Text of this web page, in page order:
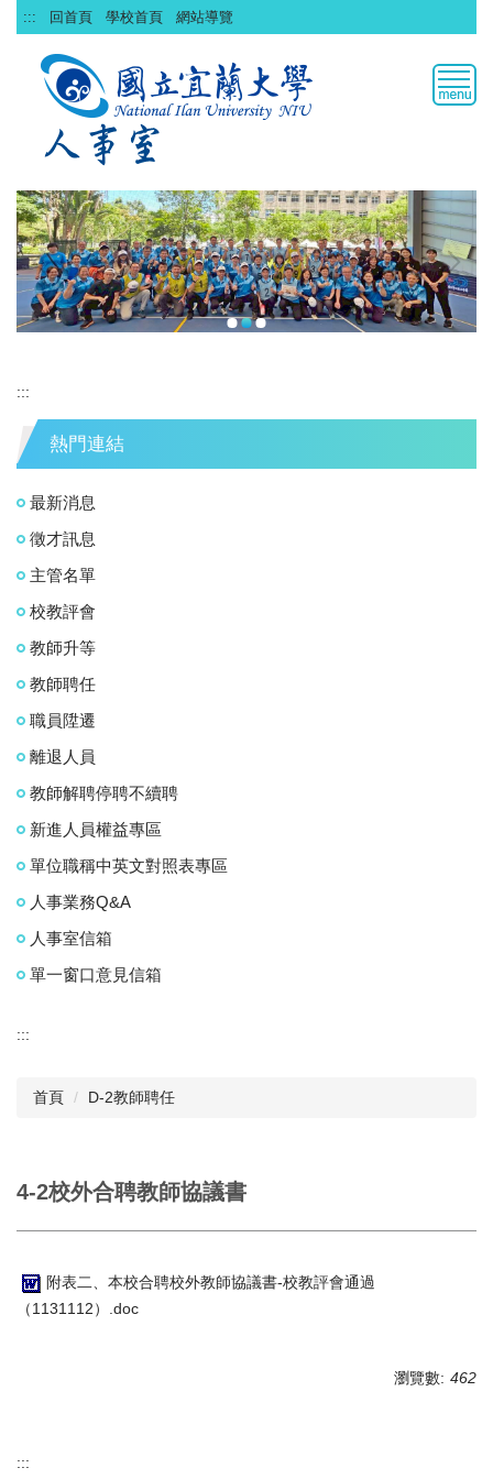
跳
到
::: 回首頁 學校首頁 網站導覽
:::
熱門連結
最新消息
徵才訊息
主管名單
校教評會
教師升等
教師聘任
職員陞遷
離退人員
教師解聘停聘不續聘
新進人員權益專區
單位職稱中英文對照表專區
人事業務Q&A
人事室信箱
單一窗口意見信箱
:::
首頁 D-2教師聘任
4-2校外合聘教師協議書
附表二、本校合聘校外教師協議書-校教評會通過
（1131112）.doc
瀏覽數: 462
:::